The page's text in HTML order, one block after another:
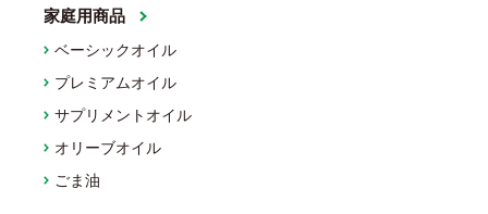
家庭用商品
ベーシックオイル
プレミアムオイル
サプリメントオイル
オリーブオイル
ごま油